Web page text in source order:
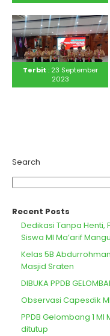
Terbit : 23 September
2023
Search
Recent Posts
Dedikasi Tanpa Henti,
Siswa MI Ma’arif
Kelas 5B
Masjid Sraten
DIBUKA PPDB
Observasi Capesdik
PPDB Gelombang 1
ditutup